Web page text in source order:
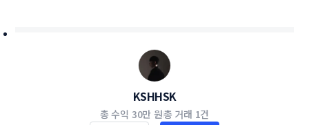
KSHHSK
총 수익 30만 원총 거래 1건